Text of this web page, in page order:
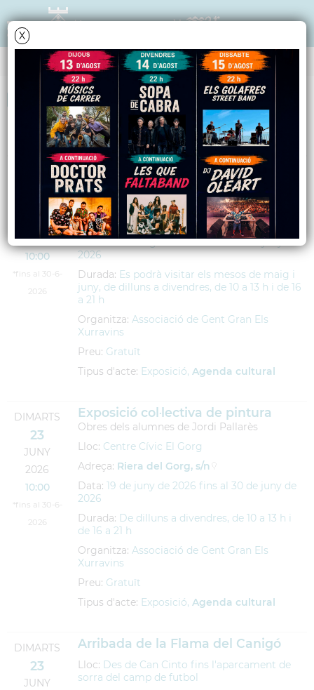
X
AGENDA
anteriors següents
DIMARTS
JUNY
2026
10:00
*fins al 30-6-
2026
Exposició de Madelman
Lloc: Casal de la Gent Gran Els Xurravins
Adreça: Riera del Gorg, s/n
Data: 4 demaig de2026fins al30 dejuny de
2026
Durada: Es podrà visitar els mesos de maig i
juny, de dilluns a divendres, de 10 a 13 h i de 16
a 21 h
Organitza: Associació de Gent Gran Els
Xurravins
Preu: Gratuït
Tipus d'acte: Exposició, Agenda cultural
DIMARTS
23
JUNY
2026
10:00
*fins al 30-6-
2026
Exposició col·lectiva de pintura
Obres dels alumnes de Jordi Pallarès
Lloc: Centre Cívic El Gorg
Adreça: Riera del Gorg, s/n
Data: 19 de juny de 2026 fins al 30 de juny de
2026
Durada: De dilluns a divendres, de 10 a 13 h i
de 16 a 21 h
Organitza: Associació de Gent Gran Els
Xurravins
Preu: Gratuït
Tipus d'acte: Exposició, Agenda cultural
DIMARTS
23
JUNY
Arribada de la Flama del Canigó
Lloc: Des de Can Cinto fins l'aparcament de
sorra del camp de futbol